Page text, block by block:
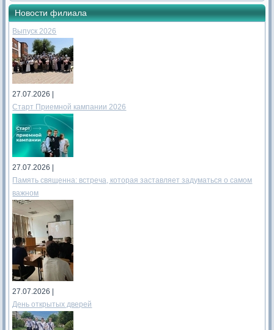
Новости филиала
Выпуск 2026
27.07.2026 |
Старт Приемной кампании 2026
27.07.2026 |
Память священна: встреча, которая заставляет задуматься о самом
важном
27.07.2026 |
День открытых дверей